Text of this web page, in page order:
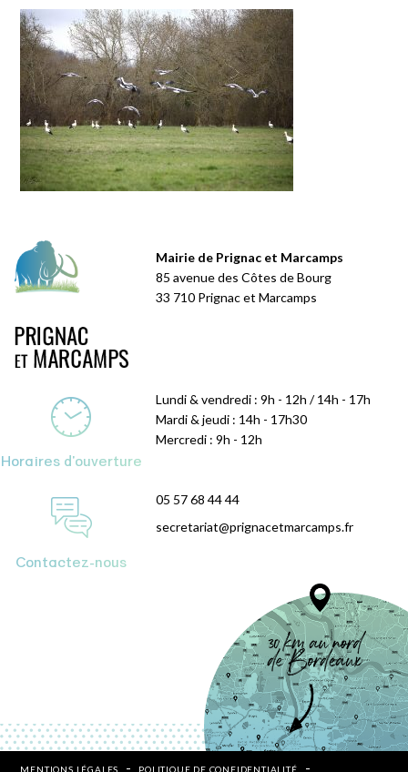
Mairie de Prignac et Marcamps
85 avenue des Côtes de Bourg
33 710 Prignac et Marcamps
Horaires d'ouverture
Lundi & vendredi : 9h - 12h / 14h - 17h
Mardi & jeudi : 14h - 17h30
Mercredi : 9h - 12h
Contactez-nous
05 57 68 44 44
secretariat@prignacetmarcamps.fr
MENTIONS LÉGALES POLITIQUE DE CONFIDENTIALITÉ